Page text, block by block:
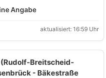
Angabe
aktualisiert: 16:59 Uhr
Breitscheid-
- Bäkestraße